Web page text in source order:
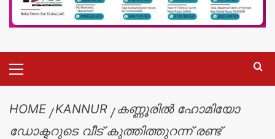
HOME KANNUR
കണ്ണൂരിൽ ഹോമിയോ
ഡോക്ടറുടെ വീട് കുത്തിത്തുറന്ന് രണ്ട്